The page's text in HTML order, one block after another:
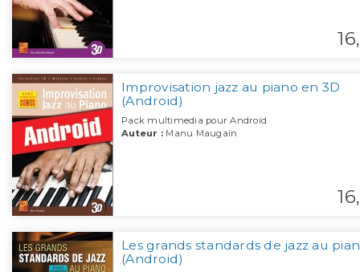
16,
Improvisation jazz au piano en 3D
(Android)
Pack multimedia pour Android
Auteur : Manu Maugain
16,
Les grands standards de jazz au
(Android)